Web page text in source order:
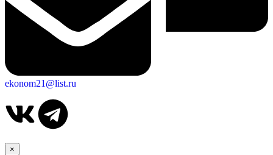
ekonom21@list.ru
×